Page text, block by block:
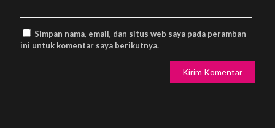
Simpan nama, email, dan situs web saya pada peramban
ini untuk komentar saya berikutnya.